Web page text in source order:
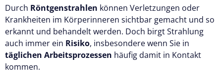
Durch Röntgenstrahlen können Verletzungen oder
Krankheiten im Körperinneren sichtbar gemacht und so
erkannt und behandelt werden. Doch birgt Strahlung
auch immer ein Risiko, insbesondere wenn Sie in
täglichen Arbeitsprozessen häufig damit in Kontakt
kommen.